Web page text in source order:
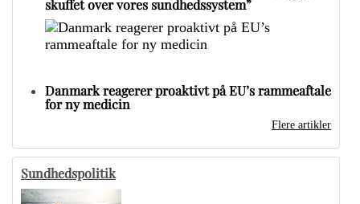
skuffet over vores sundhedssystem”
Danmark reagerer proaktivt på EU’s rammeaftale
for ny medicin
Flere artikler
Sundhedspolitik